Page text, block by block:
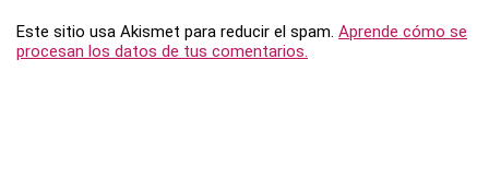
Este sitio usa Akismet para reducir el spam. Aprende cómo se
procesan los datos de tus comentarios.